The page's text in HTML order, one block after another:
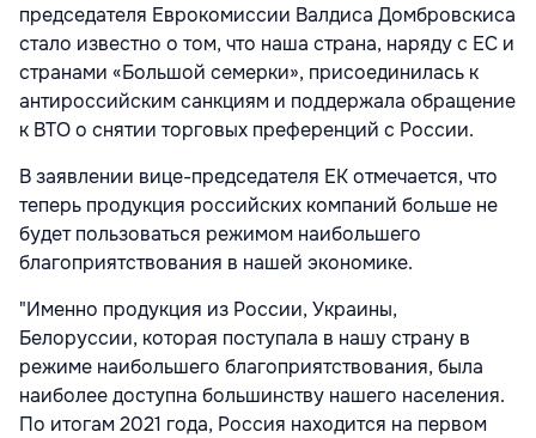
председателя Еврокомиссии Валдиса Домбровскиса
стало известно о том, что наша страна, наряду с ЕС и
странами «Большой семерки», присоединилась к
антироссийским санкциям и поддержала обращение
к ВТО о снятии торговых преференций с России.
В заявлении вице-председателя ЕК отмечается, что
теперь продукция российских компаний больше не
будет пользоваться режимом наибольшего
благоприятствования в нашей экономике.
"Именно продукция из России, Украины,
Белоруссии, которая поступала в нашу страну в
режиме наибольшего благоприятствования, была
наиболее доступна большинству нашего населения.
По итогам 2021 года, Россия находится на первом